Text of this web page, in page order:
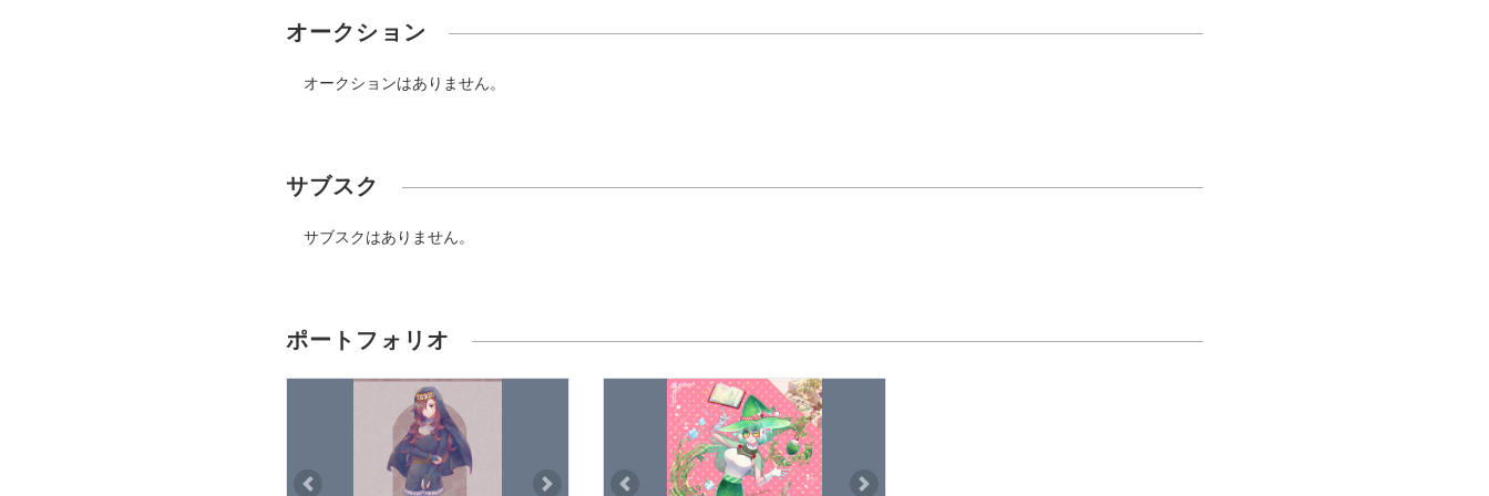
オークション
オークションはありません。
サブスク
サブスクはありません。
ポートフォリオ